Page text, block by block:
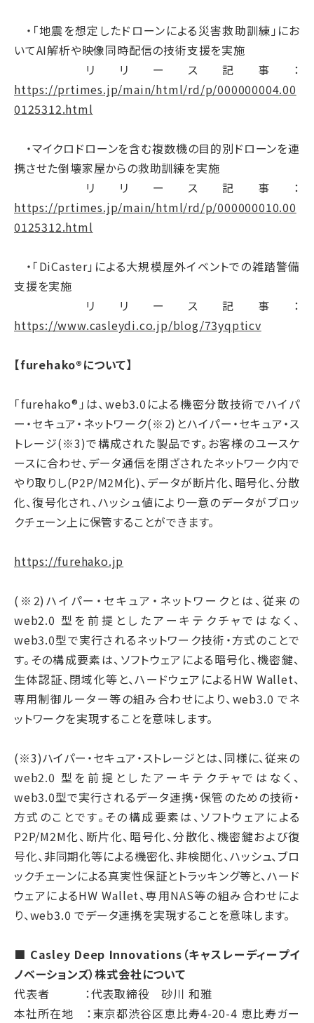
・「地震を想定したドローンによる災害救助訓練」にお
いてAI解析や映像同時配信の技術支援を実施
リリース記事：
https://prtimes.jp/main/html/rd/p/000000004.00
0125312.html
・マイクロドローンを含む複数機の目的別ドローンを連
携させた倒壊家屋からの救助訓練を実施
リリース記事：
https://prtimes.jp/main/html/rd/p/000000010.00
0125312.html
・「DiCaster」による大規模屋外イベントでの雑踏警備
支援を実施
リリース記事：
https://www.casleydi.co.jp/blog/73yqpticv
【furehako®︎について】
「furehako®︎」は、web3.0による機密分散技術でハイパ
ー・セキュア・ネットワーク(※2)とハイパー・セキュア・ス
トレージ(※3)で構成された製品です。お客様のユースケ
ースに合わせ、データ通信を閉ざされたネットワーク内で
やり取りし(P2P/M2M化)、データが断片化、暗号化、分散
化、復号化され、ハッシュ値により一意のデータがブロッ
クチェーン上に保管することができます。
https://furehako.jp
(※2)ハイパー・セキュア・ネットワークとは、従来の
web2.0 型を前提としたアーキテクチャではなく、
web3.0型で実行されるネットワーク技術・方式のことで
す。その構成要素は、ソフトウェアによる暗号化、機密鍵、
生体認証、閉域化等と、ハードウェアによるHW Wallet、
専用制御ルーター等の組み合わせにより、web3.0 でネ
ットワークを実現することを意味します。
(※3)ハイパー・セキュア・ストレージとは、同様に、従来の
web2.0 型を前提としたアーキテクチャではなく、
web3.0型で実行されるデータ連携・保管のための技術・
方式のことです。その構成要素は、ソフトウェアによる
P2P/M2M化、断片化、暗号化、分散化、機密鍵および復
号化、非同期化等による機密化、非検閲化、ハッシュ、ブロ
ックチェーンによる真実性保証とトラッキング等と、ハード
ウェアによるHW Wallet、専用NAS等の組み合わせによ
り、web3.0 でデータ連携を実現することを意味します。
■ Casley Deep Innovations（キャスレーディープイ
ノベーションズ）株式会社について
代表者 ：代表取締役 砂川 和雅
本社所在地 ：東京都渋谷区恵比寿4-20-4 恵比寿ガー